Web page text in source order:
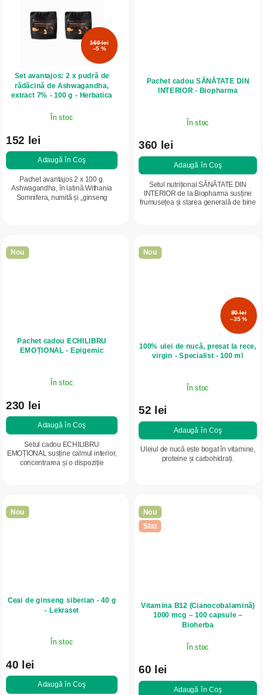
160 lei
–5 %
Set avantajos: 2 x pudră de
rădăcină de Ashwagandha,
extract 7% - 100 g - Herbatica
În stoc
152 lei
Adaugă în Coş
Pachet avantajos 2 x 100 g.
Ashwagandha, în latină Withania
Somnifera, numită și „ginseng
Pachet cadou SĂNĂTATE DIN
INTERIOR - Biopharma
În stoc
360 lei
Adaugă în Coş
Setul nutrițional SĂNĂTATE DIN
INTERIOR de la Biopharma susține
frumusețea și starea generală de bine
Nou
Pachet cadou ECHILIBRU
EMOȚIONAL - Epigemic
În stoc
230 lei
Adaugă în Coş
Setul cadou ECHILIBRU
EMOȚIONAL susține calmul interior,
concentrarea și o dispoziție
Nou
80 lei
–35 %
100% ulei de nucă, presat la rece,
virgin - Specialist - 100 ml
În stoc
52 lei
Adaugă în Coş
Uleiul de nucă este bogat în vitamine,
proteine și carbohidrați.
Nou
Ceai de ginseng siberian - 40 g
- Lekraset
În stoc
40 lei
Adaugă în Coş
Nou
Sfat
Vitamina B12 (Cianocobalamină)
1000 mcg – 100 capsule –
Bioherba
În stoc
60 lei
Adaugă în Coş